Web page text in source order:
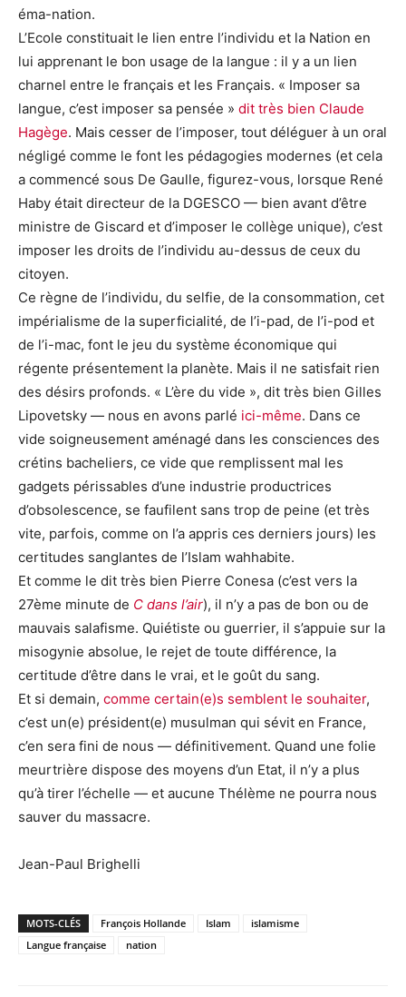
éma-nation.
L’Ecole constituait le lien entre l’individu et la Nation en
lui apprenant le bon usage de la langue : il y a un lien
charnel entre le français et les Français. « Imposer sa
langue, c’est imposer sa pensée » dit très bien Claude
Hagège. Mais cesser de l’imposer, tout déléguer à un oral
négligé comme le font les pédagogies modernes (et cela
a commencé sous De Gaulle, figurez-vous, lorsque René
Haby était directeur de la DGESCO — bien avant d’être
ministre de Giscard et d’imposer le collège unique), c’est
imposer les droits de l’individu au-dessus de ceux du
citoyen.
Ce règne de l’individu, du selfie, de la consommation, cet
impérialisme de la superficialité, de l’i-pad, de l’i-pod et
de l’i-mac, font le jeu du système économique qui
régente présentement la planète. Mais il ne satisfait rien
des désirs profonds. « L’ère du vide », dit très bien Gilles
Lipovetsky — nous en avons parlé ici-même. Dans ce
vide soigneusement aménagé dans les consciences des
crétins bacheliers, ce vide que remplissent mal les
gadgets périssables d’une industrie productrices
d’obsolescence, se faufilent sans trop de peine (et très
vite, parfois, comme on l’a appris ces derniers jours) les
certitudes sanglantes de l’Islam wahhabite.
Et comme le dit très bien Pierre Conesa (c’est vers la
27ème minute de C dans l’air), il n’y a pas de bon ou de
mauvais salafisme. Quiétiste ou guerrier, il s’appuie sur la
misogynie absolue, le rejet de toute différence, la
certitude d’être dans le vrai, et le goût du sang.
Et si demain, comme certain(e)s semblent le souhaiter,
c’est un(e) président(e) musulman qui sévit en France,
c’en sera fini de nous — définitivement. Quand une folie
meurtrière dispose des moyens d’un Etat, il n’y a plus
qu’à tirer l’échelle — et aucune Thélème ne pourra nous
sauver du massacre.
Jean-Paul Brighelli
MOTS-CLÉS François Hollande Islam
islamisme
Langue française
nation